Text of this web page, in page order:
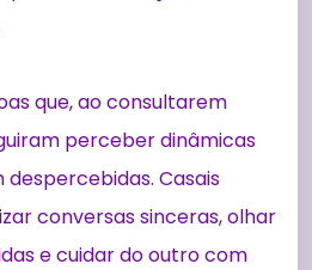
que, ao consultarem
perceber dinâmicas
Casais
conversas sinceras, olhar
e cuidar do outro com